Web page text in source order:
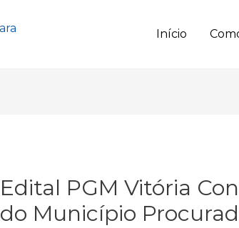
Início
Edital PGM Vitória
do Município